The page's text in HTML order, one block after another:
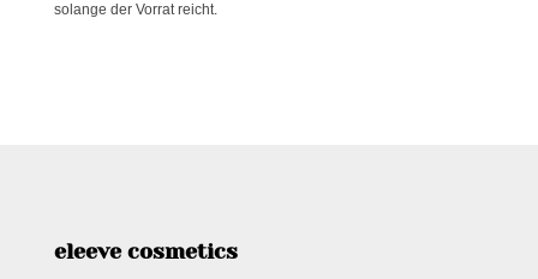
solange der Vorrat reicht.
eleeve cosmetics